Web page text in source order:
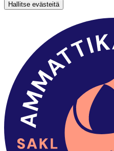
Hallitse evästeitä